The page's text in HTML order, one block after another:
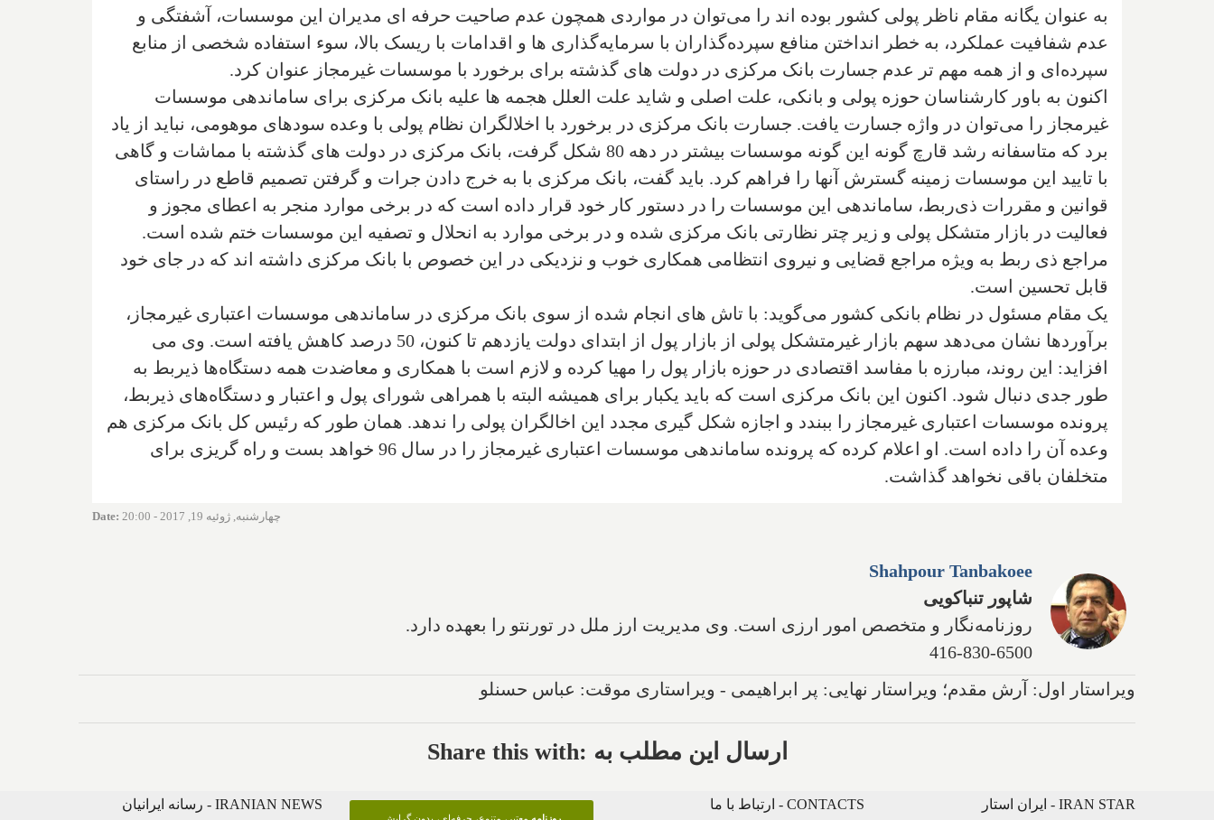
به عنوان یگانه مقام ناظر پولی کشور بوده اند را می‌توان در مواردی همچون عدم صاحیت حرفه ای مدیران این موسسات، آشفتگی و
عدم شفافیت عملکرد، به خطر انداختن منافع سپرده‌گذاران با سرمایه‌گذاری ها و اقدامات با ریسک بالا، سوء استفاده شخصی از منابع
سپرده‌ای و از همه مهم تر عدم جسارت بانک مرکزی در دولت های گذشته برای برخورد با موسسات غیرمجاز عنوان کرد.
اکنون به باور کارشناسان حوزه پولی و بانکی، علت اصلی و شاید علت العلل هجمه ها علیه بانک مرکزی برای ساماندهی موسسات
غیرمجاز را می‌توان در واژه جسارت یافت. جسارت بانک مرکزی در برخورد با اخلالگران نظام پولی با وعده سودهای موهومی، نباید از یاد
برد که متاسفانه رشد قارچ گونه این گونه موسسات بیشتر در دهه 80 شکل گرفت، بانک مرکزی در دولت های گذشته با مماشات و گاهی
با تایید این موسسات زمینه گسترش آنها را فراهم کرد. باید گفت، بانک مرکزی با به خرج دادن جرات و گرفتن تصمیم قاطع در راستای
قوانین و مقررات ذی‌ربط، ساماندهی این موسسات را در دستور کار خود قرار داده است که در برخی موارد منجر به اعطای مجوز و
فعالیت در بازار متشکل پولی و زیر چتر نظارتی بانک مرکزی شده و در برخی موارد به انحلال و تصفیه این موسسات ختم شده است.
مراجع ذی ربط به ویژه مراجع قضایی و نیروی انتظامی همکاری خوب و نزدیکی در این خصوص با بانک مرکزی داشته اند که در جای خود
قابل تحسین است.
یک مقام مسئول در نظام بانکی کشور می‌گوید: با تاش های انجام شده از سوی بانک مرکزی در ساماندهی موسسات اعتباری غیرمجاز،
برآوردها نشان می‌دهد سهم بازار غیرمتشکل پولی از بازار پول از ابتدای دولت یازدهم تا کنون، 50 درصد کاهش یافته است. وی می
افزاید: این روند، مبارزه با مفاسد اقتصادی در حوزه بازار پول را مهیا کرده و لازم است با همکاری و معاضدت همه دستگاه‌ها ذیربط به
طور جدی دنبال شود. اکنون این بانک مرکزی است که باید یکبار برای همیشه البته با همراهی شورای پول و اعتبار و دستگاه‌های ذیربط،
پرونده موسسات اعتباری غیرمجاز را ببندد و اجازه شکل گیری مجدد این اخالگران پولی را ندهد. همان طور که رئیس کل بانک مرکزی هم
وعده آن را داده است. او اعلام کرده که پرونده ساماندهی موسسات اعتباری غیرمجاز را در سال 96 خواهد بست و راه گریزی برای
متخلفان باقی نخواهد گذاشت.
Date: چهارشنبه, ژوئیه 19, 2017 - 20:00
Shahpour Tanbakoee
شاپور تنباکویی
روزنامه‌نگار و متخصص امور ارزی است. وی مدیریت ارز ملل در تورنتو را بعهده دارد.
416-830-6500
ویراستار اول: آرش مقدم؛ ویراستار نهایی: پر ابراهیمی - ویراستاری موقت: عباس حسنلو
Share this with: ارسال این مطلب به
IRANIAN NEWS - رسانه ایرانیان CONTACTS - ارتباط با ما IRAN STAR - ایران استار